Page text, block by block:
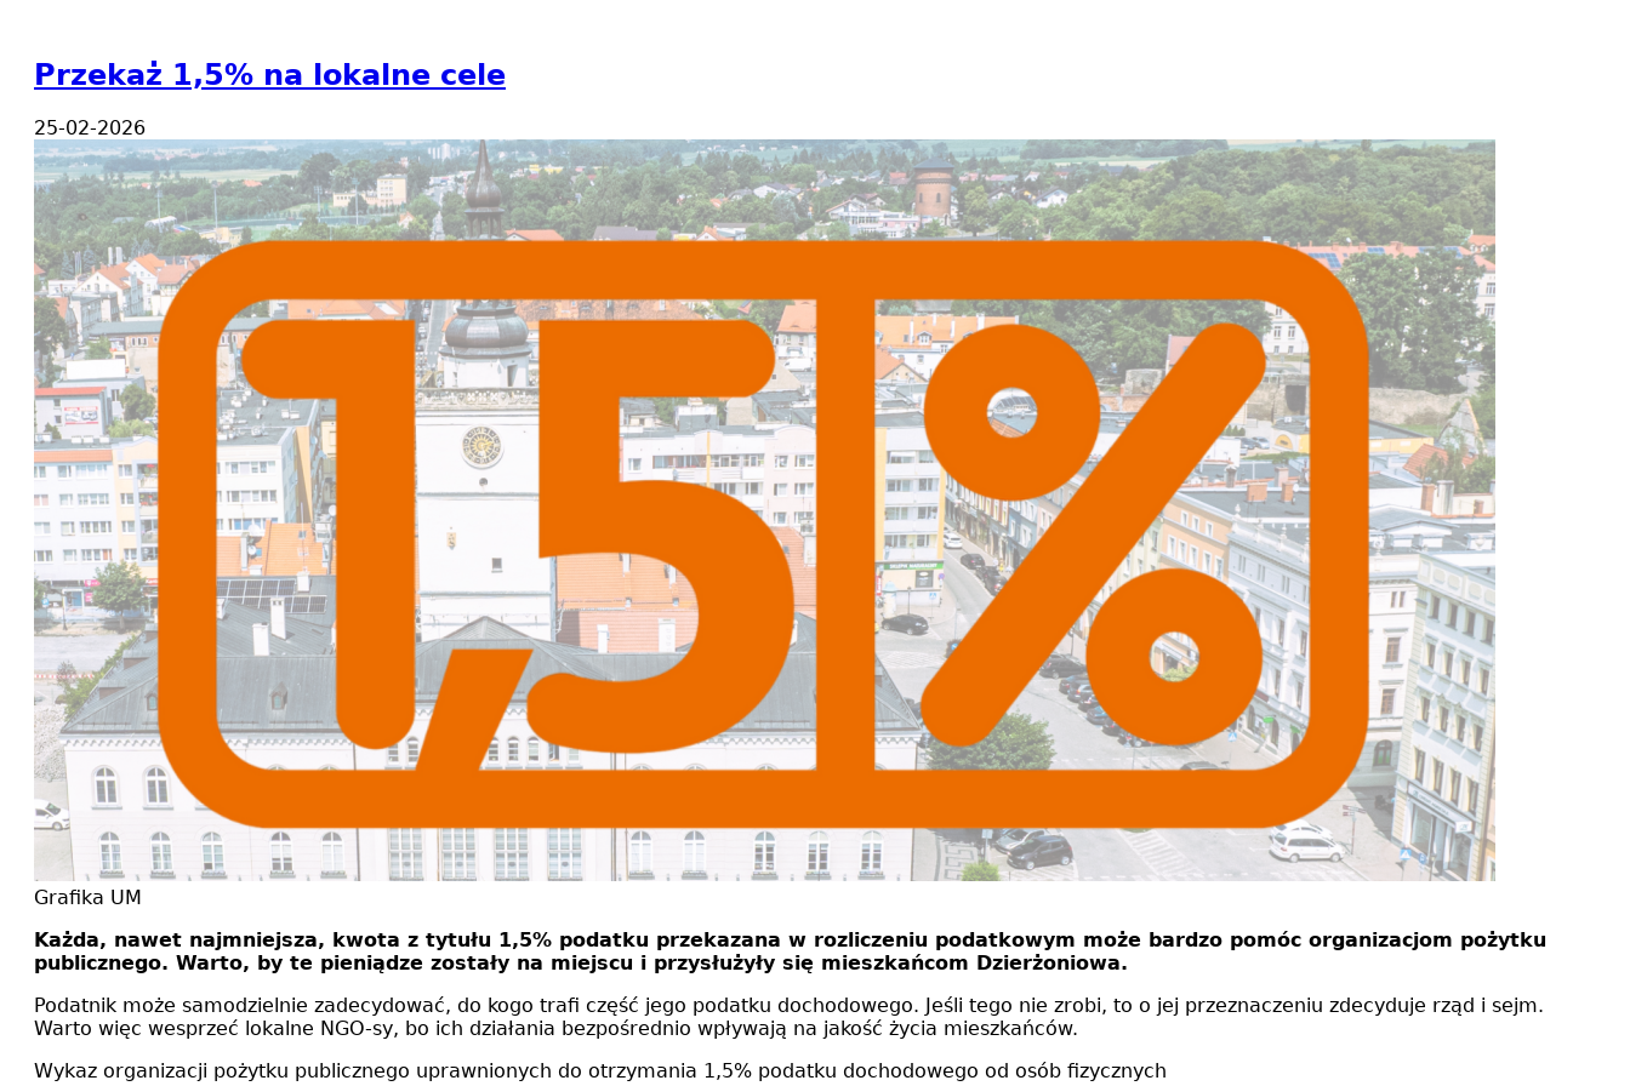
Przekaż 1,5% na lokalne cele
25-02-2026
Grafika UM
Każda, nawet najmniejsza, kwota z tytułu 1,5% podatku przekazana w rozliczeniu podatkowym może bardzo pomóc organizacjom pożytku
publicznego. Warto, by te pieniądze zostały na miejscu i przysłużyły się mieszkańcom Dzierżoniowa.
Podatnik może samodzielnie zadecydować, do kogo trafi część jego podatku dochodowego. Jeśli tego nie zrobi, to o jej przeznaczeniu zdecyduje rząd i sejm.
Warto więc wesprzeć lokalne NGO-sy, bo ich działania bezpośrednio wpływają na jakość życia mieszkańców.
Wykaz organizacji pożytku publicznego uprawnionych do otrzymania 1,5% podatku dochodowego od osób fizycznych